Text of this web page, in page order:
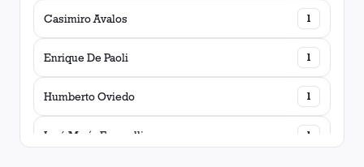
Casimiro Avalos 1
Enrique De Paoli 1
Humberto Oviedo 1
José María Fracuelli 1